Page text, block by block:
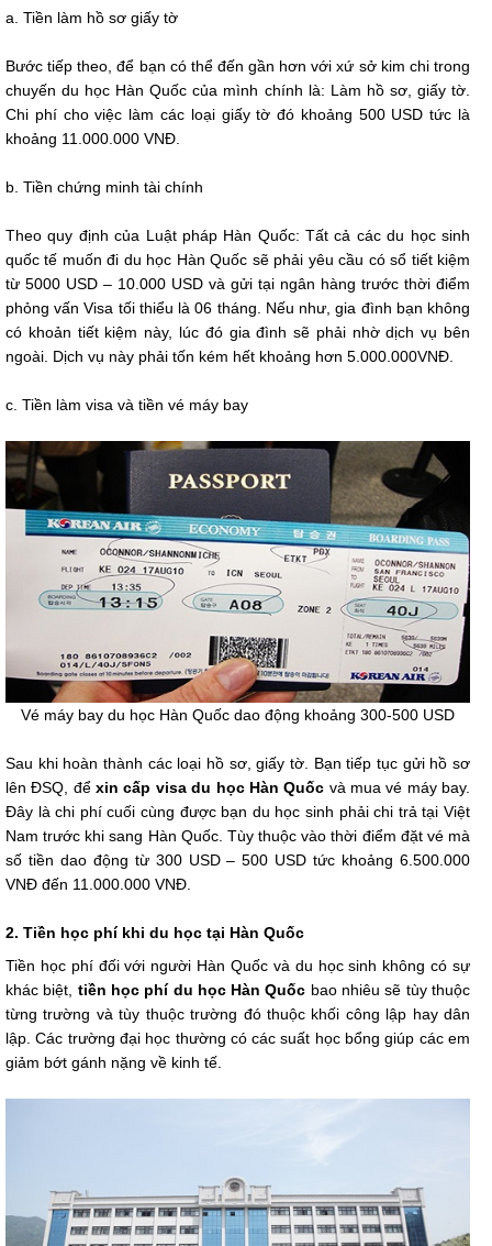
a. Tiền làm hồ sơ giấy tờ
Bước tiếp theo, để bạn có thể đến gần hơn với xứ sở kim chi trong
chuyến du học Hàn Quốc của mình chính là: Làm hồ sơ, giấy tờ.
Chi phí cho việc làm các loại giấy tờ đó khoảng 500 USD tức là
khoảng 11.000.000 VNĐ.
b. Tiền chứng minh tài chính
Theo quy định của Luật pháp Hàn Quốc: Tất cả các du học sinh
quốc tế muốn đi du học Hàn Quốc sẽ phải yêu cầu có sổ tiết kiệm
từ 5000 USD – 10.000 USD và gửi tại ngân hàng trước thời điểm
phỏng vấn Visa tối thiểu là 06 tháng. Nếu như, gia đình bạn không
có khoản tiết kiệm này, lúc đó gia đình sẽ phải nhờ dịch vụ bên
ngoài. Dịch vụ này phải tốn kém hết khoảng hơn 5.000.000VNĐ.
c. Tiền làm visa và tiền vé máy bay
Vé máy bay du học Hàn Quốc dao động khoảng 300-500 USD
Sau khi hoàn thành các loại hồ sơ, giấy tờ. Bạn tiếp tục gửi hồ sơ
lên ĐSQ, đểxin cấp visa du học Hàn Quốc và mua vé máy bay.
Đây là chi phí cuối cùng được bạn du học sinh phải chi trả tại Việt
Nam trước khi sang Hàn Quốc. Tùy thuộc vào thời điểm đặt vé mà
số tiền dao động từ 300 USD – 500 USD tức khoảng 6.500.000
VNĐ đến 11.000.000 VNĐ.
2. Tiền học phí khi du học tại Hàn Quốc
Tiền học phí đối với người Hàn Quốc và du học sinh không có sự
khác biệt, tiền học phí du học Hàn Quốc bao nhiêu sẽ tùy thuộc
từng trường và tùy thuộc trường đó thuộc khối công lập hay dân
lập. Các trường đại học thường có các suất học bổng giúp các em
giảm bớt gánh nặng về kinh tế.